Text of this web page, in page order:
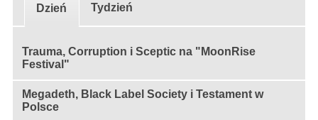
Dzień Tydzień
Trauma, Corruption i Sceptic na "MoonRise
Festival"
Megadeth, Black Label Society i Testament w
Polsce